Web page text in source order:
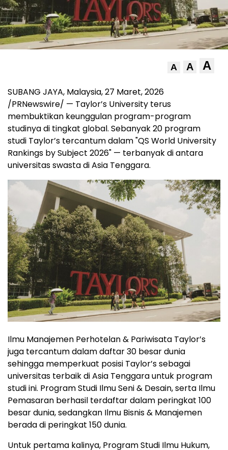
A A A
SUBANG JAYA, Malaysia,27 Maret, 2026
/PRNewswire/ — Taylor’s University terus
membuktikan keunggulan program-program
studinya di tingkat global. Sebanyak 20 program
studi Taylor’s tercantum dalam "QS World University
Rankings by Subject 2026" — terbanyak di antara
universitas swasta di Asia Tenggara.
Ilmu Manajemen Perhotelan & Pariwisata Taylor’s
juga tercantum dalam daftar 30 besar dunia
sehingga memperkuat posisi Taylor’s sebagai
universitas terbaik di Asia Tenggara untuk program
studi ini. Program Studi Ilmu Seni & Desain, serta Ilmu
Pemasaran berhasil terdaftar dalam peringkat 100
besar dunia, sedangkan Ilmu Bisnis & Manajemen
berada di peringkat 150 dunia.
Untuk pertama kalinya, Program Studi Ilmu Hukum,